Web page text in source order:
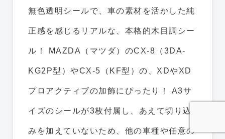
無色透明シールで、車の素材を活かした純
正感を感じるリアルな、本格的木目調シー
ル！ MAZDA（マツダ）のCX-8（3DA-
KG2P型）やCX-5（KF型）の、XDやXD
プロアクティブの加飾にぴったり！ A3サ
イズのシールが3枚付属し、あえて切り込
みを加えていないため、他の車種や任意の